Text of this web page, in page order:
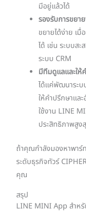
มีอยู่แล้วได้
รองรับการขยา
ขยายได้ง่าย เ
ได้ เช่น ระบบส
ระบบ CRM
มีทีมดูแลและให้
ได้แค่พัฒนาระบ
ให้คำปรึกษาแล
ใช้งาน LINE
ประสิทธิภาพสูง
ถ้าคุณกำลังมองหาพาร์
ระดับธุรกิจทัวร์
คุณ
สรุป
LINE MINI App สำห